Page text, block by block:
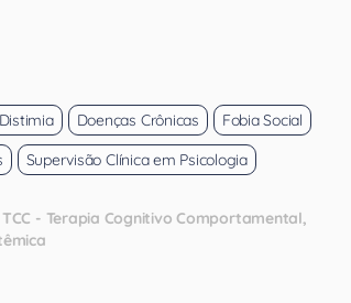
Distimia Doenças Crônicas
Fobia Social
Supervisão Clínica em Psicologia
TCC - Terapia Cognitivo Comportamental